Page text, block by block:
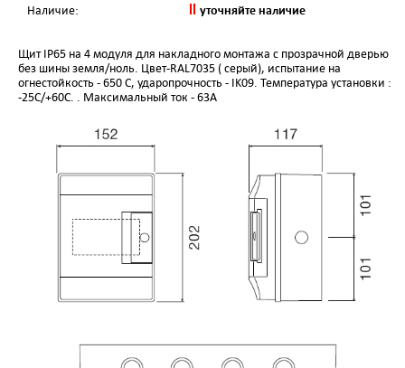
Наличие: уточняйте наличие
Щит IP65 на 4 модуля для накладного монтажа с прозрачной дверью
без шины земля/ноль. Цвет-RAL7035 ( серый), испытание на
огнестойкость - 650 С, ударопрочность - IK09. Температура установки :
-25C/+60C. . Максимальный ток - 63А